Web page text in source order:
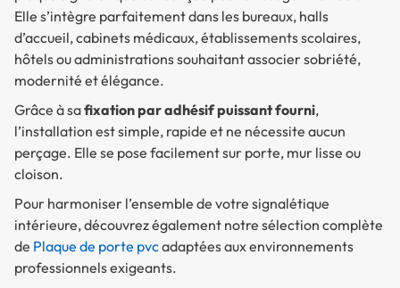
Elle s’intègre parfaitement dans les bureaux, halls
d’accueil, cabinets médicaux, établissements scolaires,
hôtels ou administrations souhaitant associersobriété,
modernité et élégance.
Grâce à safixation par adhésif puissant fourni,
l’installation est simple, rapide et ne nécessite aucun
perçage. Elle se pose facilement sur porte, mur lisse ou
cloison.
Pour harmoniser l’ensemble de votre signalétique
intérieure, découvrez également notre sélection complète
de Plaque de porte pvcadaptées aux environnements
professionnels exigeants.